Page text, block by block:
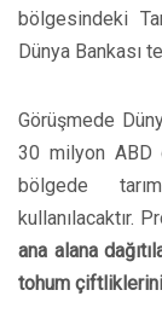
bölgesindeki
Dünya Bankası
Görüşmede
30 milyon ABD
bölgede
kullanılacaktır.
ana alana
tohum